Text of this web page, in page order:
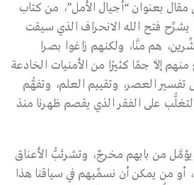
بعنوان “أجيال الأمل”، من كتاب
فتح الله الانحراف الذي سيقت
هم منَّا، ولكنهم زاغوا بصرا
إلاَّ جمًا كثيرًا من الأمنيات الخادعة
تفسير العصر، وتقييم العلم، وتفهُّم
على الفقر الذي يقصم ظهرنا منذ
من بابهم مخرجٌ، وتشرئبُّ الأعناق
من يمكن أن نسمِّيهم في سياقنا هذا